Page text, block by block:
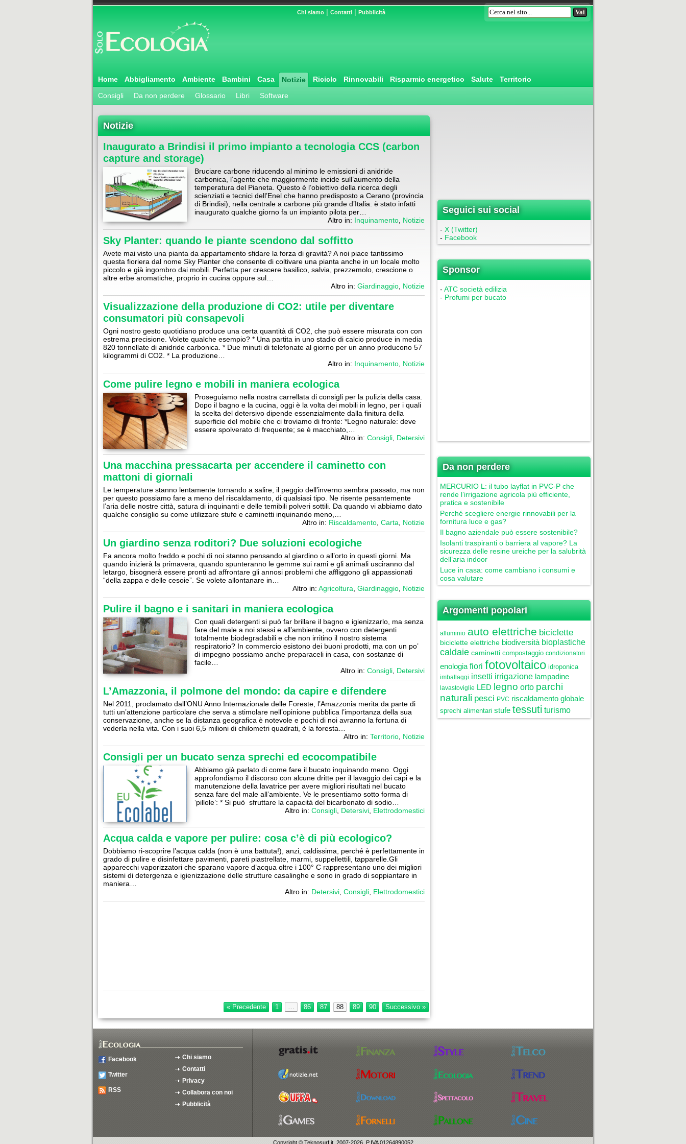
Chi siamo | Contatti | Pubblicità
Home Abbigliamento Ambiente Bambini Casa Notizie Riciclo Rinnovabili Risparmio energetico Salute
Territorio
Consigli
Da non perdere Glossario Libri Software
Notizie
Inaugurato a Brindisi il primo impianto a tecnologia CCS (carbon
capture and storage)
Bruciare carbone riducendo al minimo le emissioni di anidride
carbonica, l’agente che maggiormente incide sull’aumento della
temperatura del Pianeta. Questo è l’obiettivo della ricerca degli
scienziati e tecnici dell’Enel che hanno predisposto a Cerano (provincia
di Brindisi), nella centrale a carbone più grande d’Italia: è stato infatti
inaugurato qualche giorno fa un impianto pilota per…
Altro in: Inquinamento Notizie
Sky Planter: quando le piante scendono dal soffitto
Avete mai visto una pianta da appartamento sfidare la forza di gravità? A noi piace tantissimo
questa fioriera dal nome Sky Planter che consente di coltivare una pianta anche in un locale molto
piccolo e già ingombro dai mobili. Perfetta per crescere basilico, salvia, prezzemolo, crescione o
altre erbe aromatiche, proprio in cucina oppure sul…
Altro in: Giardinaggio Notizie
Visualizzazione della produzione di CO2: utile per diventare
consumatori più consapevoli
Ogni nostro gesto quotidiano produce una certa quantità di CO2, che può essere misurata con con
estrema precisione. Volete qualche esempio? * Una partita in uno stadio di calcio produce in media
820 tonnellate di anidride carbonica. * Due minuti di telefonate al giorno per un anno producono 57
kilogrammi di CO2. * La produzione…
Altro in: Inquinamento Notizie
Come pulire legno e mobili in maniera ecologica
Proseguiamo nella nostra carrellata di consigli per la pulizia della casa.
Dopo il bagno e la cucina, oggi è la volta dei mobili in legno, per i quali
la scelta del detersivo dipende essenzialmente dalla finitura della
superficie del mobile che ci troviamo di fronte: *Legno naturale: deve
essere spolverato di frequente; se è macchiato,…
Altro in: Consigli Detersivi
Una macchina pressacarta per accendere il caminetto con
mattoni di giornali
Le temperature stanno lentamente tornando a salire, il peggio dell’inverno sembra passato, ma non
per questo possiamo fare a meno del riscaldamento, di qualsiasi tipo. Ne risente pesantemente
l’aria delle nostre città, satura di inquinanti e delle temibili polveri sottili. Da quando vi abbiamo dato
qualche consiglio su come utilizzare stufe e caminetti inquinando meno,…
Altro in: Riscaldamento Carta Notizie
Un giardino senza roditori? Due soluzioni ecologiche
Fa ancora molto freddo e pochi di noi stanno pensando al giardino o all’orto in questi giorni. Ma
quando inizierà la primavera, quando spunteranno le gemme sui rami e gli animali usciranno dal
letargo, bisognerà essere pronti ad affrontare gli annosi problemi che affliggono gli appassionati
“della zappa e delle cesoie”. Se volete allontanare in…
Altro in: Agricoltura Giardinaggio Notizie
Pulire il bagno e i sanitari in maniera ecologica
Con quali detergenti si può far brillare il bagno e igienizzarlo, ma senza
fare del male a noi stessi e all’ambiente, ovvero con detergenti
totalmente biodegradabili e che non irritino il nostro sistema
respiratorio? In commercio esistono dei buoni prodotti, ma con un po’
di impegno possiamo anche preparaceli in casa, con sostanze di
facile…
Altro in: Consigli Detersivi
L’Amazzonia, il polmone del mondo: da capire e difendere
Nel 2011, proclamato dall’ONU Anno Internazionale delle Foreste, l’Amazzonia merita da parte di
tutti un’attenzione particolare che serva a stimolare nell’opinione pubblica l’importanza della sua
conservazione, anche se la distanza geografica è notevole e pochi di noi avranno la fortuna di
vederla nella vita. Con i suoi 6,5 milioni di chilometri quadrati, è la foresta…
Altro in: Territorio Notizie
Consigli per un bucato senza sprechi ed ecocompatibile
Abbiamo già parlato di come fare il bucato inquinando meno. Oggi
approfondiamo il discorso con alcune dritte per il lavaggio dei capi e la
manutenzione della lavatrice per avere migliori risultati nel bucato
senza fare del male all’ambiente. Ve le presentiamo sotto forma di
‘pillole’: * Si può sfruttare la capacità del bicarbonato di sodio…
Altro in: Consigli Detersivi Elettrodomestici
Acqua calda e vapore per pulire: cosa c’è di più ecologico?
Dobbiamo ri-scoprire l’acqua calda (non è una battuta!), anzi, caldissima, perché è perfettamente in
grado di pulire e disinfettare pavimenti, pareti piastrellate, marmi, suppellettili, tapparelle.Gli
apparecchi vaporizzatori che sparano vapore d’acqua oltre i 100° C rappresentano uno dei migliori
sistemi di detergenza e igienizzazione delle strutture casalinghe e sono in grado di soppiantare in
maniera…
Altro in: Detersivi Consigli Elettrodomestici
« Precedente 1 … 86 87 88 89 90 Successivo »
Seguici sui social
- X (Twitter)
- Facebook
Sponsor
- ATC società edilizia
- Profumi per bucato
Da non perdere
MERCURIO L: il tubo layflat in PVC-P che
rende l’irrigazione agricola più efficiente,
pratica e sostenibile
Perché scegliere energie rinnovabili per la
fornitura luce e gas?
Il bagno aziendale può essere sostenibile?
Isolanti traspiranti o barriera al vapore? La
sicurezza delle resine ureiche per la salubrità
dell’aria indoor
Luce in casa: come cambiano i consumi e
cosa valutare
Argomenti popolari
alluminio auto elettriche biciclette
biciclette elettriche biodiversità bioplastiche
caldaie caminetti compostaggio condizionatori
enologia fiori fotovoltaico idroponica
imballaggi insetti irrigazione lampadine
lavastoviglie LED legno orto parchi
naturali pesci PVC riscaldamento globale
sprechi alimentari stufe tessuti turismo
Facebook
Twitter
RSS
Chi siamo
Contatti
Privacy
Collabora con noi
Pubblicità
Copyright © Teknosurf.it, 2007-2026, P.IVA 01264890052